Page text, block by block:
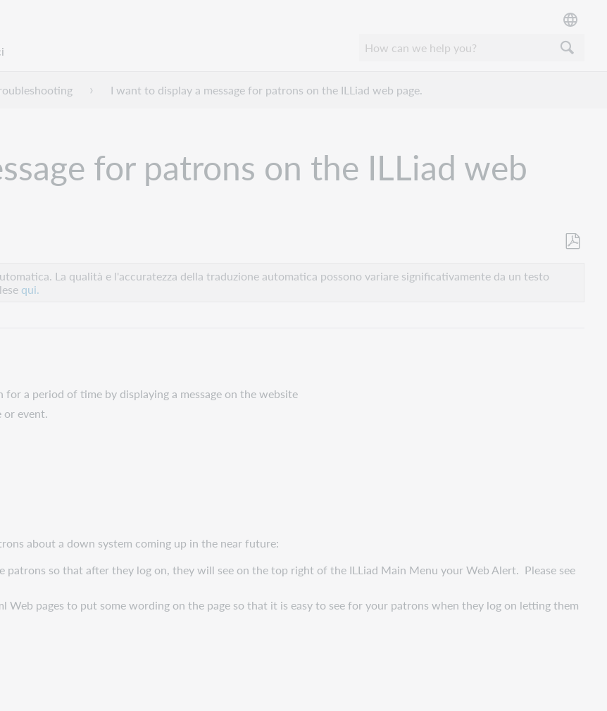
I want to display a message for patrons on the ILLiad web page.
for patrons on the ILLiad web
La qualità e l'accuratezza della traduzione automatica possono variare significativamente da un testo
qui.
a period of time by displaying a message on the website
or event.
about a down system coming up in the near future:
so that after they log on, they will see on the top right of the ILLiad Main Menu your Web Alert. Please see
pages to put some wording on the page so that it is easy to see for your patrons when they log on letting them